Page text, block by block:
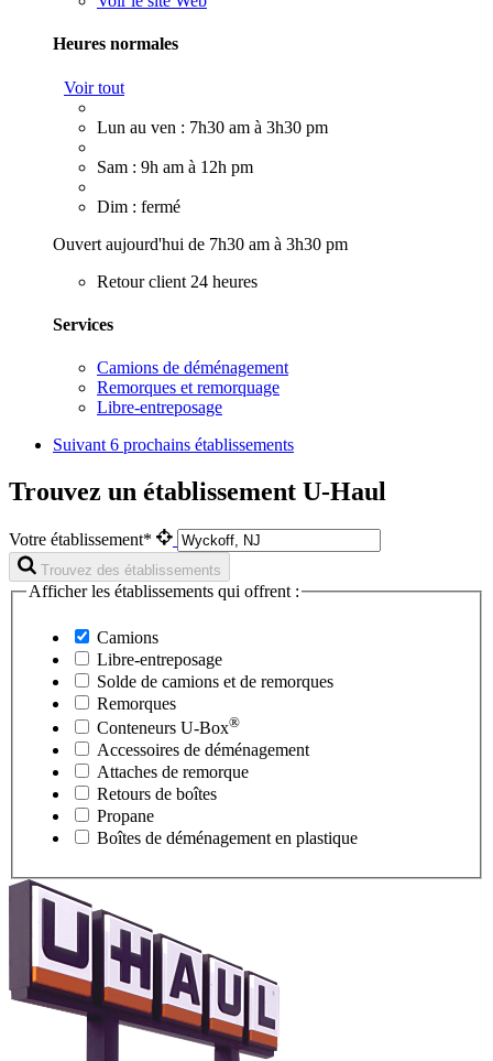
Heures normales
Voir tout
Lun au ven : 7h30 am à 3h30 pm
Sam : 9h am à 12h pm
Dim : fermé
Ouvert aujourd'hui de 7h30 am à 3h30 pm
Retour client 24 heures
Services
Camions de déménagement
Remorques et remorquage
Libre-entreposage
Suivant 6 prochains établissements
Trouvez un établissement U-Haul
Votre établissement*
Trouvez des établissements
Afficher les établissements qui offrent :
Camions
Libre-entreposage
Solde de camions et de remorques
Remorques
Conteneurs U-Box®
Accessoires de déménagement
Attaches de remorque
Retours de boîtes
Propane
Boîtes de déménagement en plastique